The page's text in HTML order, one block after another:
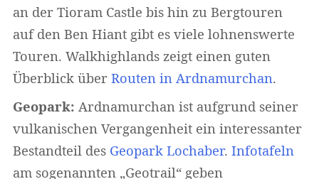
an der Tioram Castle bis hin zu Bergtouren
auf den Ben Hiant gibt es viele lohnenswerte
Touren. Walkhighlands zeigt einen guten
Überblick über Routen in Ardnamurchan.
Geopark: Ardnamurchan ist aufgrund seiner
vulkanischen Vergangenheit ein interessanter
Bestandteil des Geopark Lochaber. Infotafeln
am sogenannten „Geotrail“ geben